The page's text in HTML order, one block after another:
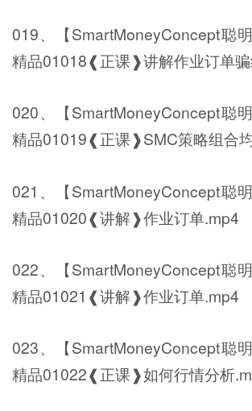
019、【SmartMoneyConcept聪
精品01018❰正课❱讲解作业订单
020、【SmartMoneyConcept聪
精品01019❰正课❱SMC策略组合
021、【SmartMoneyConcept聪
精品01020❰讲解❱作业订单.mp4
022、【SmartMoneyConcept聪
精品01021❰讲解❱作业订单.mp4
023、【SmartMoneyConcept聪
精品01022❰正课❱如何行情分析